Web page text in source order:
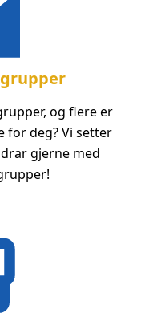
og flere er
for deg? Vi setter
gjerne med